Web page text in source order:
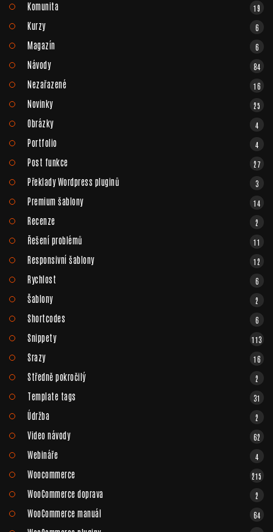
Komunita 19
Kurzy 6
Magazín 6
Návody 84
Nezařazené 16
Novinky 25
Obrázky 4
Portfolio 4
Post funkce 27
Překlady Wordpress pluginů 3
Premium šablony 14
Recenze 2
Řešení problémů 11
Responsivní šablony 12
Rychlost 6
Šablony 2
Shortcodes 6
Snippety 113
Srazy 16
Středně pokročilý 2
Template tags 31
Údržba 2
Video návody 62
Webináře 4
Woocommerce 215
WooCommerce doprava 2
WooCommerce manuál 64